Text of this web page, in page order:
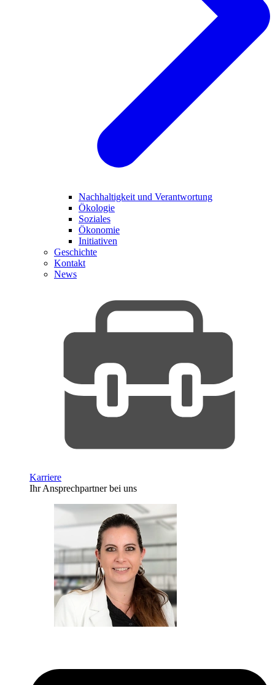
Nachhaltigkeit und Verantwortung
Ökologie
Soziales
Ökonomie
Initiativen
Geschichte
Kontakt
News
Karriere
Ihr Ansprechpartner bei uns